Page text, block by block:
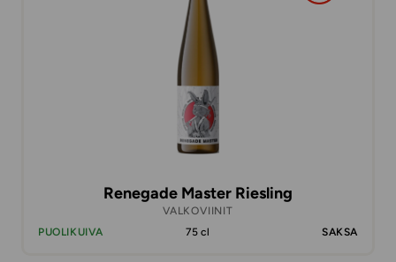
Renegade Master Riesling
VALKOVIINIT
PUOLIKUIVA
75 cl SAKSA